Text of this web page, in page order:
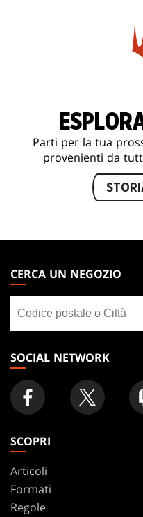
Parti per la tua
provenienti da
THE
GATHERING
FOOTER
CERCA UN NEGOZIO
un
negozio
SOCIAL NETWORK
SCOPRI
Articoli
Formati
Regole